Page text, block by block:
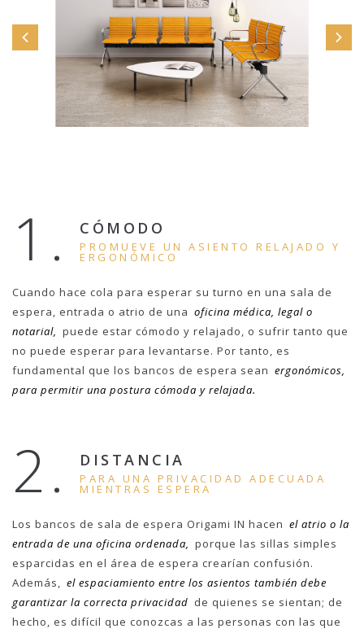
1. CÓMODO
PROMUEVE UN ASIENTO RELAJADO Y
ERGONÓMICO
Cuando hace cola para esperar su turno en una sala de
espera, entrada o atrio de una oficina médica, legal o
notarial, puede estar cómodo y relajado, o sufrir tanto que
no puede esperar para levantarse. Por tanto, es
fundamental que los bancos de espera sean ergonómicos,
para permitir una postura cómoda y relajada.
2. DISTANCIA
PARA UNA PRIVACIDAD ADECUADA
MIENTRAS ESPERA
Los bancos de sala de espera Origami IN hacen el atrio o la
entrada de una oficina ordenada, porque las sillas simples
esparcidas en el área de espera crearían confusión.
Además, el espaciamiento entre los asientos también debe
garantizar la correcta privacidad de quienes se sientan; de
hecho, es difícil que conozcas a las personas con las que